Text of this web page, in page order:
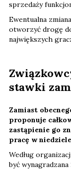
sprzedaży
Ewentualna
otworzyć drogę
największych
stawki
Zamiast
proponuje
zastąpienie go
pracę w
Według
być wynagradzana